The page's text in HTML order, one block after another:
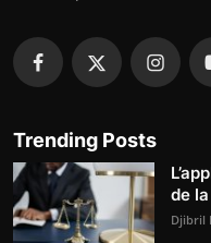
Trending Posts
de
Djibril